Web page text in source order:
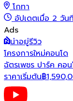
โกทา
อัปเดตเมื่อ 2 วัน
Ads
น่าอยู่รีวิว
โครงการใหม่คอนโด
ฉัตรเพชร ปาร์ค ค
ราคาเริ่มต้น฿